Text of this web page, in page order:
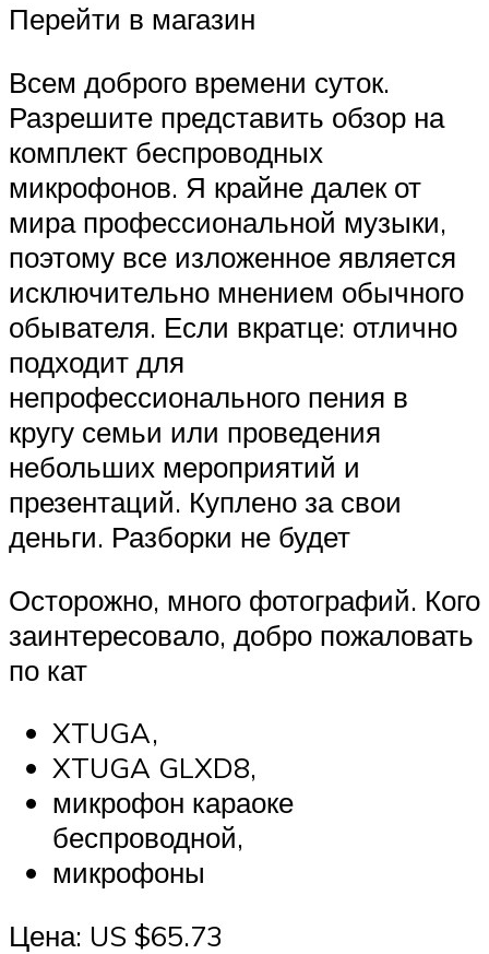
Перейти в магазин
Всем доброго времени суток.
Разрешите представить обзор на
комплект беспроводных
микрофонов. Я крайне далек от
мира профессиональной музыки,
поэтому все изложенное является
исключительно мнением обычного
обывателя. Если вкратце: отлично
подходит для
непрофессионального пения в
кругу семьи или проведения
небольших мероприятий и
презентаций. Куплено за свои
деньги. Разборки не будет
Осторожно, много фотографий. Кого
заинтересовало, добро пожаловать
по кат
XTUGA,
XTUGA GLXD8,
микрофон караоке
беспроводной,
микрофоны
Цена: US $65.73